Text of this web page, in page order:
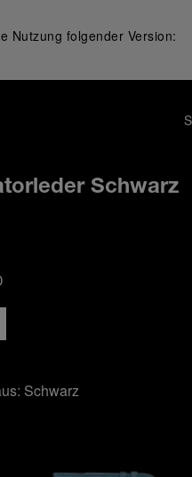
Nutzung folgender Version:
Schwarz
Schwarz